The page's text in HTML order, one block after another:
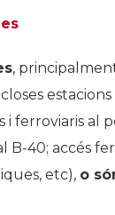
,
ferroviaris al
40; accés
etc), o